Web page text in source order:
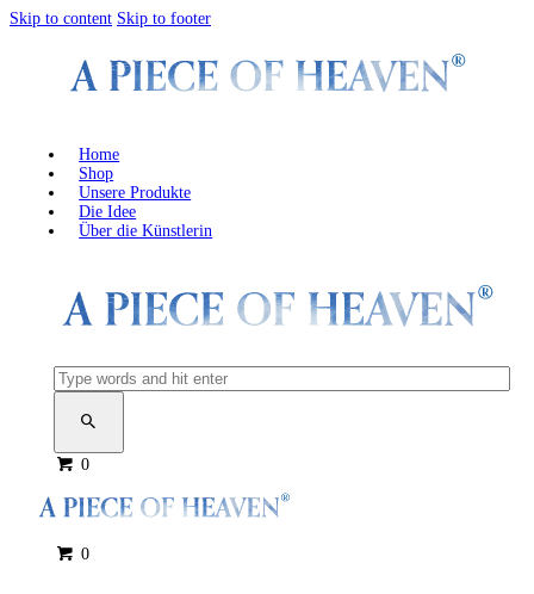
Skip to content Skip to footer
Home
Shop
Unsere Produkte
Die Idee
Über die Künstlerin
0
0